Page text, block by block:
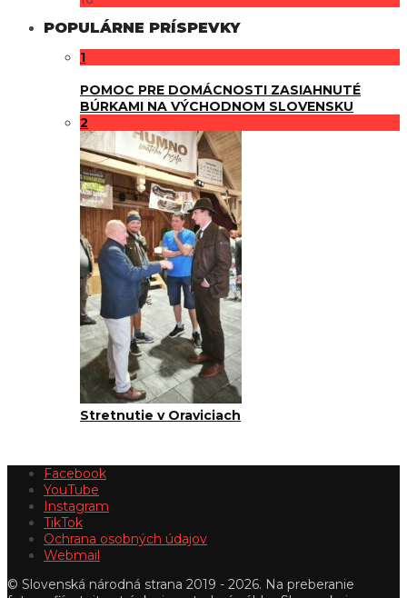
POPULÁRNE PRÍSPEVKY
1
POMOC PRE DOMÁCNOSTI ZASIAHNUTÉ
BÚRKAMI NA VÝCHODNOM SLOVENSKU
2
Stretnutie v Oraviciach
Facebook
YouTube
Instagram
TikTok
Ochrana osobných údajov
Webmail
© Slovenská národná strana 2019 - 2026. Na preberanie